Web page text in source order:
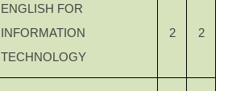
ENGLISH FOR
INFORMATION
TECHNOLOGY
2 2